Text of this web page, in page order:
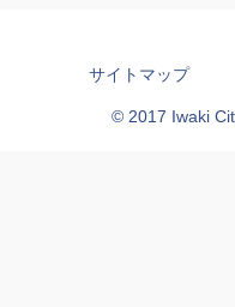
サイトマップ
© 2017 Iwaki